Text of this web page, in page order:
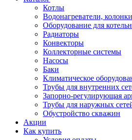
Котлы
Водонагреватели, колонки
Оборудование для
Радиаторы
Конвекторы
Коллекторные системы
Насосы
Баки
Климатическое
Трубы для внутренних
Запорно-регулирующая
Трубы для наружных
Обустройство скважин
Акции
Как купить